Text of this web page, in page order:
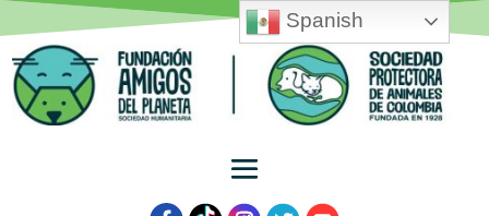
Spanish